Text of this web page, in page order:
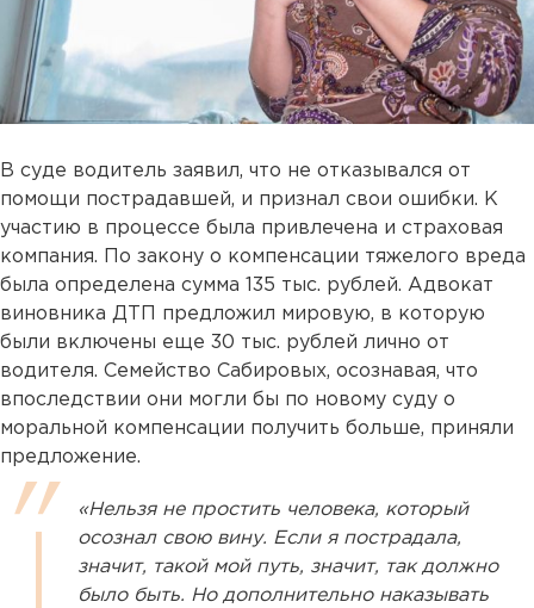
В суде водитель заявил, что не отказывался от
помощи пострадавшей, и признал свои ошибки. К
участию в процессе была привлечена и страховая
компания. По закону о компенсации тяжелого вреда
была определена сумма 135 тыс. рублей. Адвокат
виновника ДТП предложил мировую, в которую
были включены еще 30 тыс. рублей лично от
водителя. Семейство Сабировых, осознавая, что
впоследствии они могли бы по новому суду о
моральной компенсации получить больше, приняли
предложение.
«Нельзя не простить человека, который
осознал свою вину. Если я пострадала,
значит, такой мой путь, значит, так должно
было быть. Но дополнительно наказывать